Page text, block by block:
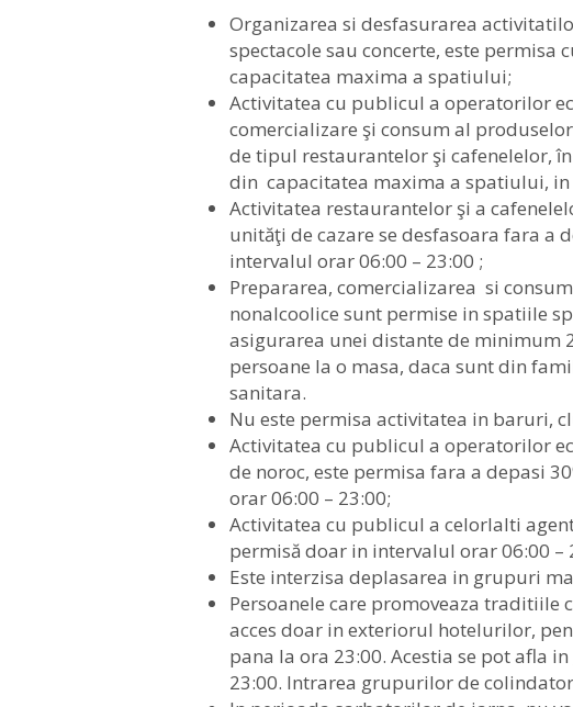
Organizarea si desfasurarea
spectacole sau concerte, este
capacitatea maxima a spatiului;
Activitatea cu publicul a operatorilor
comercializare şi consum al
de tipul restaurantelor şi cafenelelor,
din capacitatea maxima a spatiului, in
Activitatea restaurantelor şi a
unităţi de cazare se desfasoara fara a
intervalul orar 06:00 – 23:00 ;
Prepararea, comercializarea si
nonalcoolice sunt permise in spatiile
asigurarea unei distante de minimum
persoane la o masa, daca sunt din
sanitara.
Nu este permisa activitatea in baruri,
Activitatea cu publicul a operatorilor
de noroc, este permisa fara a depasi
orar 06:00 – 23:00;
Activitatea cu publicul a celorlalti
permisă doar in intervalul orar 06:00 –
Este interzisa deplasarea in grupuri
Persoanele care promoveaza traditiile
acces doar in exteriorul hotelurilor,
pana la ora 23:00. Acestia se pot afla
23:00. Intrarea grupurilor de